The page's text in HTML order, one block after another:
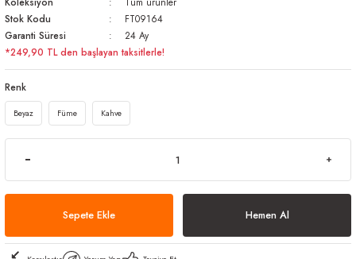
Bezler
Stok Kodu
FT09164
Garanti Süresi
24 Ay
*249,90 TL den başlayan taksitlerle!
Renk
Beyaz Füme Kahve
Sepete Ekle Hemen Al